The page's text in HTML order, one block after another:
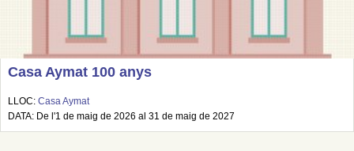
Casa Aymat 100 anys
LLOC: Casa Aymat
DATA: De l'1 de maig de 2026 al 31 de maig de 2027